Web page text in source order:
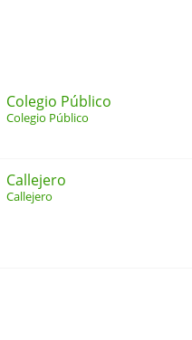
Colegio Público
Colegio Público
Callejero
Callejero